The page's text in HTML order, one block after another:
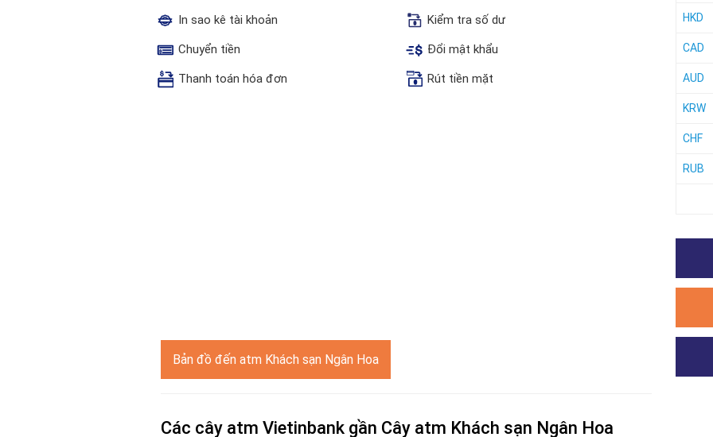
In sao kê tài khoản Kiểm tra số dư
Chuyển tiền Đổi mật khẩu
Thanh toán hóa đơn Rút tiền mặt
Bản đồ đến atm Khách sạn Ngân Hoa
Các cây atm Vietinbank gần Cây atm Khách sạn Ngân Hoa
HKD
CAD
AUD
KRW
CHF
RUB